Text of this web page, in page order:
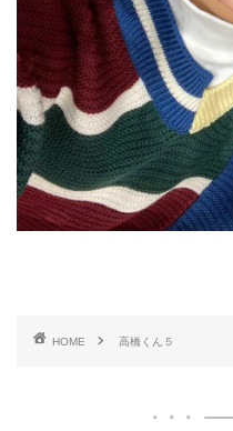
HOME 高橋くん５